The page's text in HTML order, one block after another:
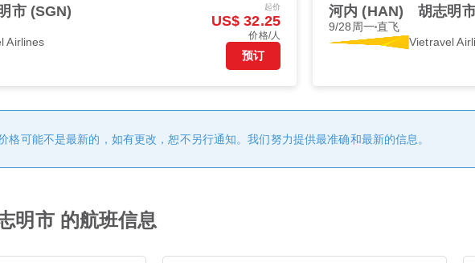
市 (SGN)
Airlines
起价
US$ 32.25
价格/人
预订
河内 (HAN) 胡志明
9/28周一直飞
Vietravel
格可能不是最新的，如有更改，恕不另行通知。我们努力提供最准确和最新的信息。
明市 的航班信息